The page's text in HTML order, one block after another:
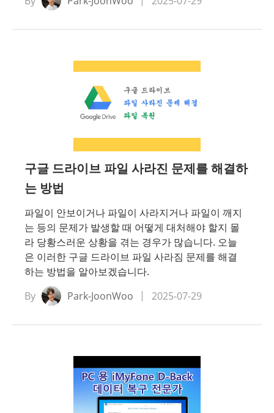
구글 드라이브 파일 사라진 문제를 해결하
는 방법
파일이 안보이거나 파일이 사라지거나 파일이 깨지
는 등의 문제가 발생할 때 어떻게 대처해야 할지 몰
라 당황스러운 상황을 겪는 경우가 많습니다. 오늘
은 이러한 구글 드라이브 파일 사라짐 문제를 해결
하는 방법을 알아보겠습니다.
By
Park-JoonWoo 2025-07-29